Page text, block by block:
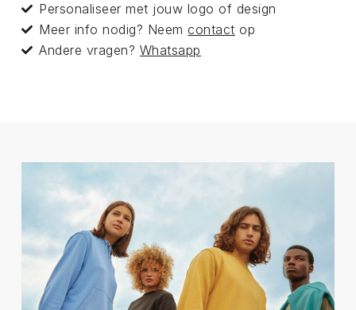
Personaliseer met jouw logo of design
Meer info nodig? Neemcontact op
Andere vragen? Whatsapp